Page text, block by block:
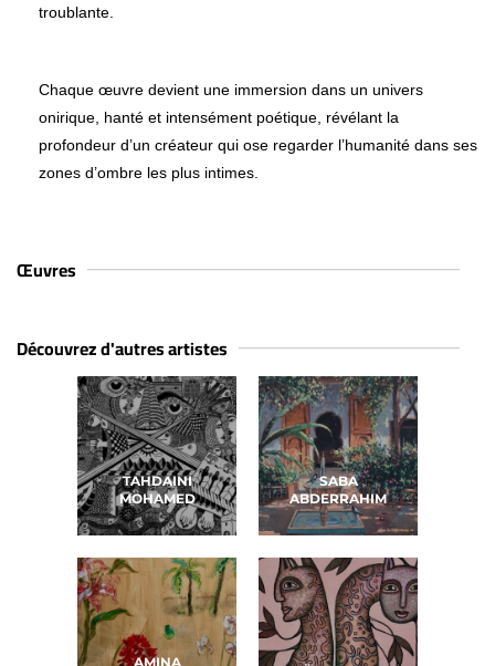
troublante.
Chaque œuvre devient une immersion dans un univers
onirique, hanté et intensément poétique, révélant la
profondeur d’un créateur qui ose regarder l’humanité dans ses
zones d’ombre les plus intimes.
Œuvres
Découvrez d'autres artistes
TAHDAINI
MOHAMED
SABA
ABDERRAHIM
AMINA